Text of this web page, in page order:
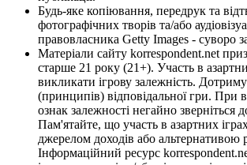
Будь-яке копіювання, передрук та
фотографічних творів та/або
правовласника Getty Images - суворо
Матеріали сайту korrespondent.net
старше 21 року (21+). Участь в
викликати ігрову залежність.
(принципів) відповідальної гри. При
ознак залежності негайно зверніться
Пам'ятайте, що участь в азартних
джерелом доходів або альтернативою
Інформаційний ресурс